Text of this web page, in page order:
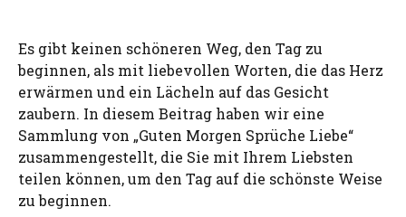
Es gibt keinen schöneren Weg, den Tag zu
beginnen, als mit liebevollen Worten, die das Herz
erwärmen und ein Lächeln auf das Gesicht
zaubern. In diesem Beitrag haben wir eine
Sammlung von „Guten Morgen Sprüche Liebe“
zusammengestellt, die Sie mit Ihrem Liebsten
teilen können, um den Tag auf die schönste Weise
zu beginnen.